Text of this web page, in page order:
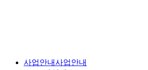
사업안내사업안내